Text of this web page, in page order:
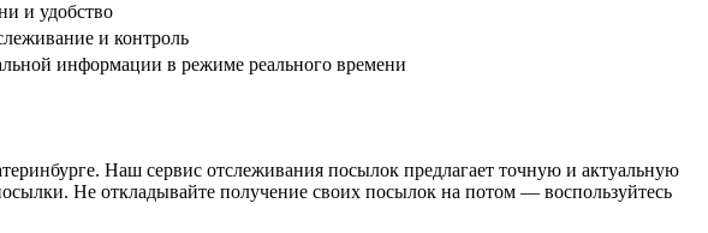
и удобство
и контроль
информации в режиме реального времени
Наш сервис отслеживания посылок предлагает точную и актуальную
Не откладывайте получение своих посылок на потом — воспользуйтесь